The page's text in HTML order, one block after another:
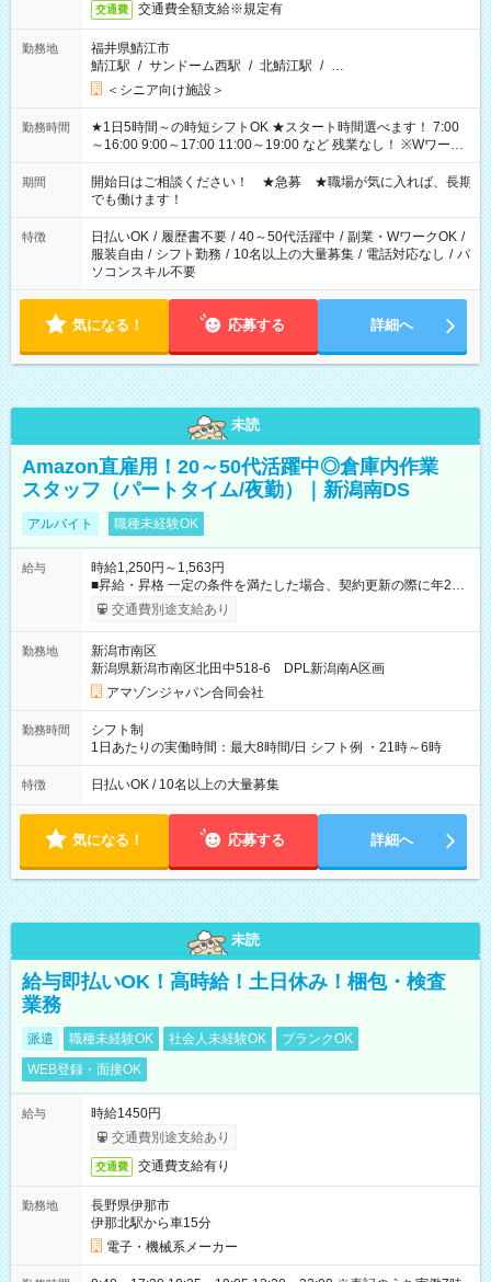
交通費 交通費全額支給※規定有
勤務地
福井県鯖江市
鯖江駅 / サンドーム西駅 / 北鯖江駅 / …
＜シニア向け施設＞
勤務時間
★1日5時間～の時短シフトOK ★スタート時間選べます！ 7:00
～16:00 9:00～17:00 11:00～19:00 など 残業なし！ ※Wワーク
の場合、他のお仕事と合わせ週40時間超の就業はご案内できま
せん ※法令に基づき、週20時間以上勤務は社会保険への加入対
象となります ※労働者派遣法（日雇い派遣の原則禁止）によ
り、短時間・短期間の就業はご案内が難しい場合があります
期間
開始日はご相談ください！ ★急募 ★職場が気に入れば、長期
でも働けます！
特徴 日払いOK / 履歴書不要 / 40～50代活躍中 / 副業・WワークOK /
服装自由 / シフト勤務 / 10名以上の大量募集 / 電話対応なし / パ
ソコンスキル不要
気になる！ 応募する 詳細へ
未読
Amazon直雇用！20～50代活躍中◎倉庫内作業
スタッフ（パートタイム/夜勤）｜新潟南DS
アルバイト 職種未経験OK
給与
時給1,250円～1,563円
■昇給・昇格 一定の条件を満たした場合、契約更新の際に年2回
まで昇給の機会があります。 ■正社員登用制度あり ※月末締/翌
月25日支払い ※時間外手当、別途支給 ※深夜割増賃金 (22:00～
☆Amazon直雇用で安定して働けます！ 【試用期間】試用期間
あり 試用期間の長さ：1週間 雇用形態、給与は本採用時と同じ
です。
交通費別途支給あり
勤務地
新潟市南区
新潟県新潟市南区北田中518-6 DPL新潟南A区画
アマゾンジャパン合同会社
勤務時間
シフト制
1日あたりの実働時間：最大8時間/日 シフト例 ・21時～6時
特徴 日払いOK / 10名以上の大量募集
気になる！ 応募する 詳細へ
未読
給与即払いOK！高時給！土日休み！梱包・検査
業務
派遣 職種未経験OK 社会人未経験OK
ブランクOK
WEB登録・面接OK
給与
時給1450円
交通費別途支給あり
交通費 交通費支給有り
勤務地
長野県伊那市
伊那北駅から車15分
電子・機械系メーカー